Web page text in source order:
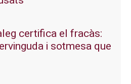
certifica el fracàs:
i sotmesa que